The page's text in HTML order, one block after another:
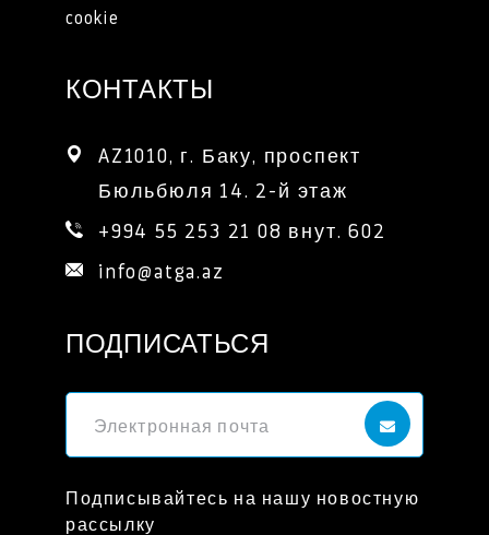
cookie
КОНТАКТЫ
AZ1010, г. Баку, проспект
Бюльбюля 14. 2-й этаж
+994 55 253 21 08 внут. 602
info@atga.az
ПОДПИСАТЬСЯ
Подписывайтесь на нашу новостную
рассылку